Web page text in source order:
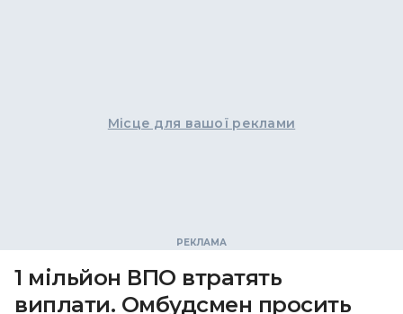
Місце для вашої реклами
1 мільйон ВПО втратять
виплати. Омбудсмен просить